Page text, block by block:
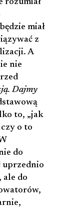
miał
z
A
nie
Dajmy
to, „jak
o to
do
uprzednio
ale do